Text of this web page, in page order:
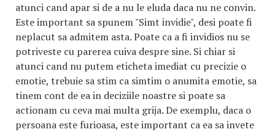
atunci cand apar si de a nu le eluda daca nu ne convin.
Este important sa spunem "Simt invidie", desi poate fi
neplacut sa admitem asta. Poate ca a fi invidios nu se
potriveste cu parerea cuiva despre sine. Si chiar si
atunci cand nu putem eticheta imediat cu precizie o
emotie, trebuie sa stim ca simtim o anumita emotie, sa
tinem cont de ea in deciziile noastre si poate sa
actionam cu ceva mai multa grija. De exemplu, daca o
persoana este furioasa, este important ca ea sa invete